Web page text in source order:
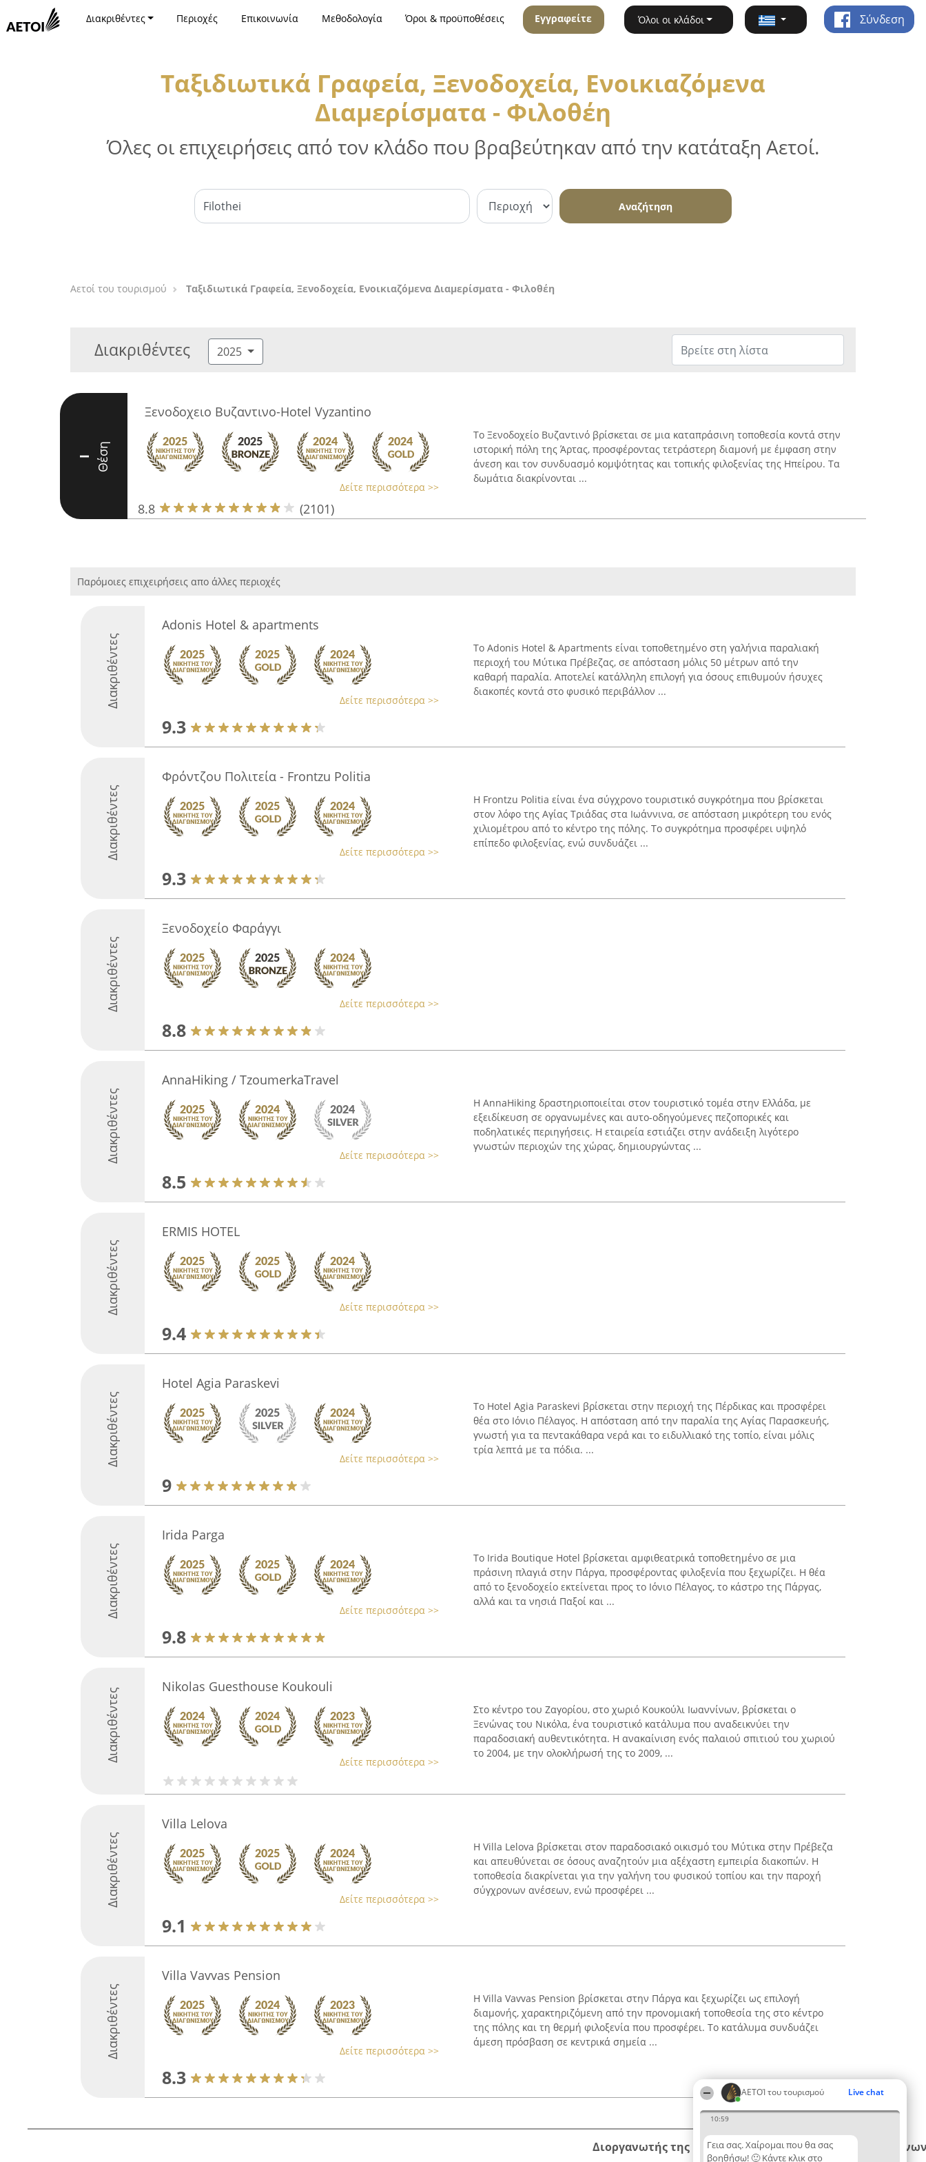
ΑΕΤΟΊ του τουρισμού Live chat
10:59
Γεια σας. Χαίρομαι που θα σας
βοηθήσω! 🙂 Κάντε κλικ στο
Διακριθέντες Περιοχές Επικοινωνία Μεθοδολογία Όροι & προϋποθέσεις Εγγραφείτε Όλοι οι κλάδοι Σύνδεση
Ταξιδιωτικά Γραφεία, Ξενοδοχεία, Ενοικιαζόμενα
Διαμερίσματα - Φιλοθέη
Όλες οι επιχειρήσεις από τον κλάδο που βραβεύτηκαν από την κατάταξη Αετοί.
Αναζήτηση
Αετοί του τουρισμού Ταξιδιωτικά Γραφεία, Ξενοδοχεία, Ενοικιαζόμενα Διαμερίσματα - Φιλοθέη
Διακριθέντες 2025
I Θέση
Ξενοδοχειο Βυζαντινο-Hotel Vyzantino
Δείτε περισσότερα >>
8.8 (2101)
Το Ξενοδοχείο Βυζαντινό βρίσκεται σε μια καταπράσινη τοποθεσία κοντά στην
ιστορική πόλη της Άρτας, προσφέροντας τετράστερη διαμονή με έμφαση στην
άνεση και τον συνδυασμό κομψότητας και τοπικής φιλοξενίας της Ηπείρου. Τα
δωμάτια διακρίνονται ...
Παρόμοιες επιχειρήσεις απο άλλες περιοχές
Διακριθέντες
Adonis Hotel & apartments
Δείτε περισσότερα >>
9.3
Το Adonis Hotel & Apartments είναι τοποθετημένο στη γαλήνια παραλιακή
περιοχή του Μύτικα Πρέβεζας, σε απόσταση μόλις 50 μέτρων από την
καθαρή παραλία. Αποτελεί κατάλληλη επιλογή για όσους επιθυμούν ήσυχες
διακοπές κοντά στο φυσικό περιβάλλον ...
Διακριθέντες
Φρόντζου Πολιτεία - Frontzu Politia
Δείτε περισσότερα >>
9.3
Η Frontzu Politia είναι ένα σύγχρονο τουριστικό συγκρότημα που βρίσκεται
στον λόφο της Αγίας Τριάδας στα Ιωάννινα, σε απόσταση μικρότερη του ενός
χιλιομέτρου από το κέντρο της πόλης. Το συγκρότημα προσφέρει υψηλό
επίπεδο φιλοξενίας, ενώ συνδυάζει ...
Διακριθέντες
Ξενοδοχείο Φαράγγι
Δείτε περισσότερα >>
8.8
Διακριθέντες
AnnaHiking / TzoumerkaTravel
Δείτε περισσότερα >>
8.5
Η AnnaHiking δραστηριοποιείται στον τουριστικό τομέα στην Ελλάδα, με
εξειδίκευση σε οργανωμένες και αυτο-οδηγούμενες πεζοπορικές και
ποδηλατικές περιηγήσεις. Η εταιρεία εστιάζει στην ανάδειξη λιγότερο
γνωστών περιοχών της χώρας, δημιουργώντας ...
Διακριθέντες
ERMIS HOTEL
Δείτε περισσότερα >>
9.4
Διακριθέντες
Hotel Agia Paraskevi
Δείτε περισσότερα >>
9
Το Hotel Agia Paraskevi βρίσκεται στην περιοχή της Πέρδικας και προσφέρει
θέα στο Ιόνιο Πέλαγος. Η απόσταση από την παραλία της Αγίας Παρασκευής,
γνωστή για τα πεντακάθαρα νερά και το ειδυλλιακό της τοπίο, είναι μόλις
τρία λεπτά με τα πόδια. ...
Διακριθέντες
Irida Parga
Δείτε περισσότερα >>
9.8
Το Irida Boutique Hotel βρίσκεται αμφιθεατρικά τοποθετημένο σε μια
πράσινη πλαγιά στην Πάργα, προσφέροντας φιλοξενία που ξεχωρίζει. Η θέα
από το ξενοδοχείο εκτείνεται προς το Ιόνιο Πέλαγος, το κάστρο της Πάργας,
αλλά και τα νησιά Παξοί και ...
Διακριθέντες
Nikolas Guesthouse Koukouli
Δείτε περισσότερα >>
Στο κέντρο του Ζαγορίου, στο χωριό Κουκούλι Ιωαννίνων, βρίσκεται ο
Ξενώνας του Νικόλα, ένα τουριστικό κατάλυμα που αναδεικνύει την
παραδοσιακή αυθεντικότητα. Η ανακαίνιση ενός παλαιού σπιτιού του χωριού
το 2004, με την ολοκλήρωσή της το 2009, ...
Διακριθέντες
Villa Lelova
Δείτε περισσότερα >>
9.1
Η Villa Lelova βρίσκεται στον παραδοσιακό οικισμό του Μύτικα στην Πρέβεζα
και απευθύνεται σε όσους αναζητούν μια αξέχαστη εμπειρία διακοπών. Η
τοποθεσία διακρίνεται για την γαλήνη του φυσικού τοπίου και την παροχή
σύγχρονων ανέσεων, ενώ προσφέρει ...
Διακριθέντες
Villa Vavvas Pension
Δείτε περισσότερα >>
8.3
Η Villa Vavvas Pension βρίσκεται στην Πάργα και ξεχωρίζει ως επιλογή
διαμονής, χαρακτηριζόμενη από την προνομιακή τοποθεσία της στο κέντρο
της πόλης και τη θερμή φιλοξενία που προσφέρει. Το κατάλυμα συνδυάζει
άμεση πρόσβαση σε κεντρικά σημεία ...
Διοργανωτής της κατάταξης Κατάταξη